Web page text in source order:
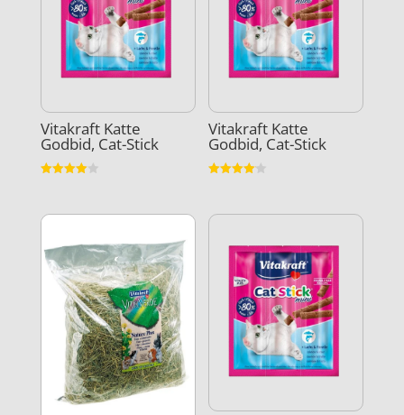
Vitakraft Katte
Godbid, Cat-Stick
Vitakraft Katte
Godbid, Cat-Stick